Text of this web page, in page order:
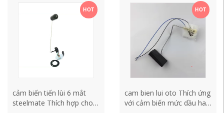
suất phích cắm 23457
chân cắm cảm biến lùi
Q6V31V32V33V43CS6 cảm
HOT
cảm biến tiến lùi 6 mắt
steelmate Thích hợp cho
HOT
cam bien lui oto Thích ứng
với cảm biến mức dầu hai